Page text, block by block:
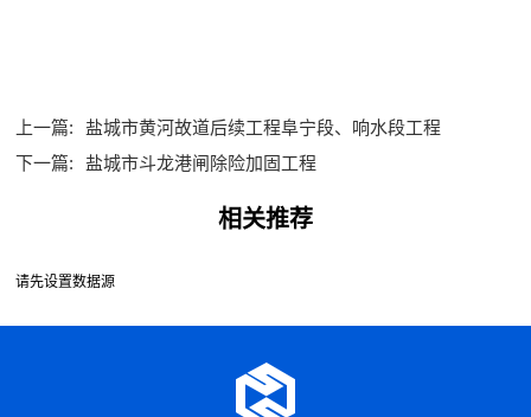
上一篇:
盐城市黄河故道后续工程阜宁段、响水段工程
下一篇:
盐城市斗龙港闸除险加固工程
相关推荐
请先设置数据源